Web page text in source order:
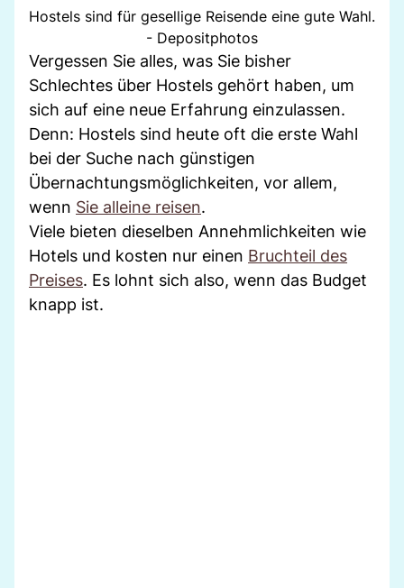
Hostels sind für gesellige Reisende eine gute Wahl.
- Depositphotos
Vergessen Sie alles, was Sie bisher
Schlechtes über Hostels gehört haben, um
sich auf eine neue Erfahrung einzulassen.
Denn: Hostels sind heute oft die erste Wahl
bei der Suche nach günstigen
Übernachtungsmöglichkeiten, vor allem,
wenn Sie alleine reisen.
Viele bieten dieselben Annehmlichkeiten wie
Hotels und kosten nur einen Bruchteil des
Preises. Es lohnt sich also, wenn das Budget
knapp ist.